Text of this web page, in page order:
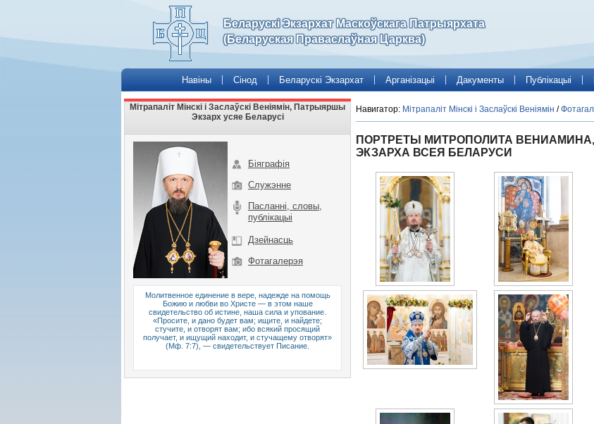
Беларускі Экзархат Маскоўскага Патрыярхата
(Беларуская Праваслаўная Царква)
Навіны Сінод Беларускі Экзархат Арганізацыі Дакументы Публікацыі
Мітрапаліт Мінскі і Заслаўскі Веніямін, Патрыяршы
Экзарх усяе Беларусі
Біяграфія
Служэнне
Пасланні, словы,
публікацыі
Дзейнасць
Фотагалерэя
Молитвенное единение в вере, надежде на помощь
Божию и любви во Христе — в этом наше
свидетельство об истине, наша сила и упование.
«Просите, и дано будет вам; ищите, и найдете;
стучите, и отворят вам; ибо всякий просящий
получает, и ищущий находит, и стучащему отворят»
(Мф. 7:7), — свидетельствует Писание.
Навигатор: Мітрапаліт Мінскі і Заслаўскі Веніямін /
ПОРТРЕТЫ МИТРОПОЛИТА
ЭКЗАРХА ВСЕЯ БЕЛАРУСИ